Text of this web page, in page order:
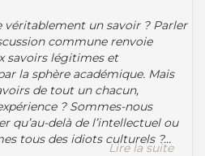
véritablement un savoir ? Parler
commune renvoie
savoirs légitimes et
la sphère académique. Mais
de tout un chacun,
? Sommes-nous
qu’au-delà de l’intellectuel ou
tous des idiots culturels ?...
Lire la suite